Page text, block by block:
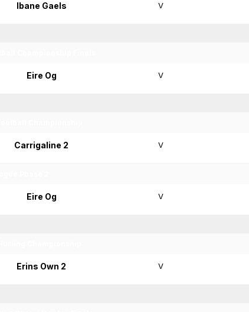
Ibane Gaels V
Eire Og V
Carrigaline 2 V
Eire Og V
Erins Own 2 V